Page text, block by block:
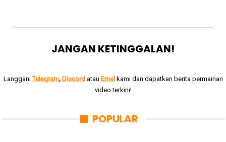
JANGAN KETINGGALAN!
LangganiTelegram, Discordatau Emel kami dan dapatkan berita permainan
video terkini!
POPULAR